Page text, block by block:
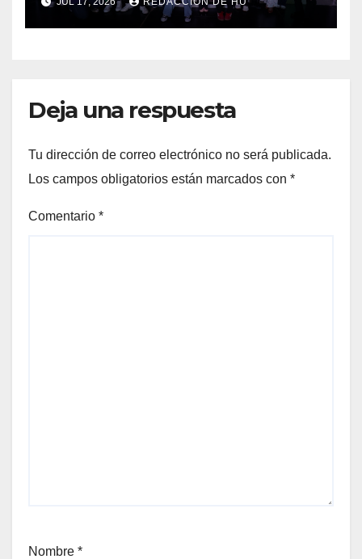
aniversario
Deja una respuesta
Tu dirección de correo electrónico no será publicada.
Los campos obligatorios están marcados con *
Comentario *
Nombre *